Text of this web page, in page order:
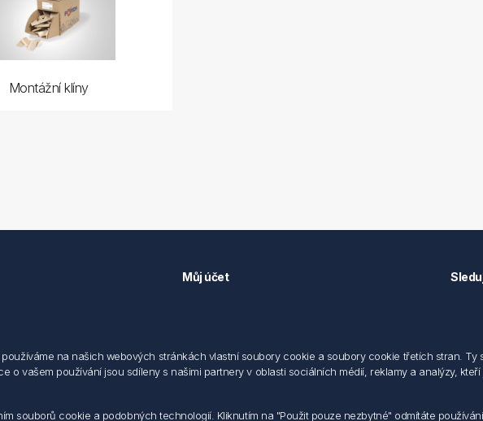
Montážní klíny
elektronických dokumentu
s elektroodpadem
Můj účet
na našich webových stránkách vlastní soubory cookie a soubory cookie třetích stran.
vašem používání jsou sdíleny s našimi partnery v oblasti sociálních médií, reklamy a analýzy,
souborů cookie a podobných technologií. Kliknutím na "Použit pouze nezbytné" odmítáte